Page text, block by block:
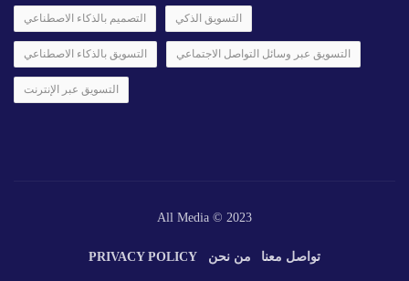
التصميم بالذكاء الاصطناعي التسويق الذكي
التسويق بالذكاء الاصطناعي التسويق عبر وسائل التواصل الاجتماعي
التسويق عبر الإنترنت
All Media © 2023
تواصل معنا من نحن PRIVACY POLICY